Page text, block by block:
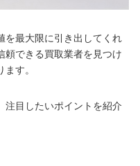
を最大限に引き出してくれ
頼できる買取業者を見つけ
す。
注目したいポイントを紹介